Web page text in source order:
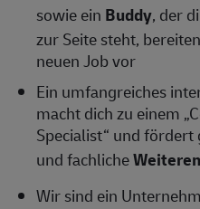
sowie ein Buddy, der
zur Seite steht,
neuen Job vor
Ein umfangreiches
macht dich zu einem
Specialist“ und
und fachliche
Wir sind ein